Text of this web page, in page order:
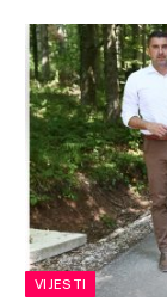
VIJESTI